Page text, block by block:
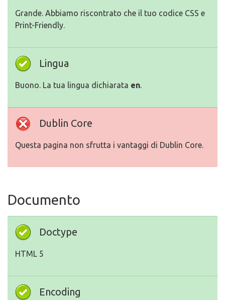
Grande. Abbiamo riscontrato che il tuo codice CSS e
Print-Friendly.
Lingua
Buono. La tua lingua dichiarata en.
Dublin Core
Questa pagina non sfrutta i vantaggi di Dublin Core.
Documento
Doctype
HTML 5
Encoding